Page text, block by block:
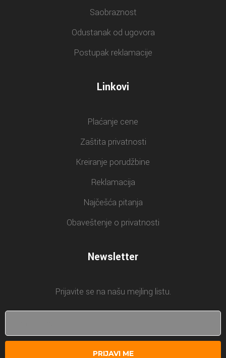
Saobraznost
Odustanak od ugovora
Postupak reklamacije
Linkovi
Plaćanje cene
Zaštita privatnosti
Kreiranje porudžbine
Reklamacija
Najčešća pitanja
Obaveštenje o privatnosti
Newsletter
Prijavite se na našu mejling listu.
PRIJAVI ME